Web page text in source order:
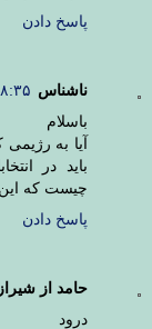
پاسخ دادن
ناشناس
باسلام
آیا به
باید در
چیست که این
پاسخ دادن
حامد از شیراز
درود